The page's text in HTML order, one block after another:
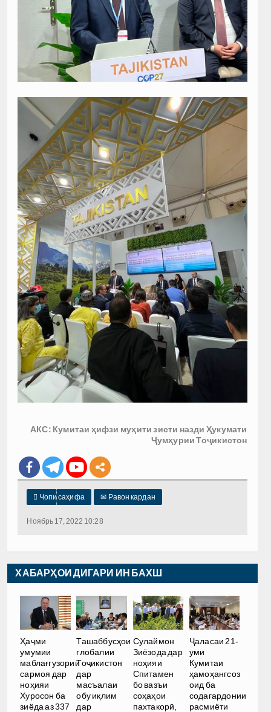
АКС: Кумитаи ҳифзи муҳити зисти назди Ҳукумати
Ҷумҳурии Тоҷикистон
 Чопи саҳифа ✉ Равон кардан
Ноябрь 17, 2022 10:28
ХАБАРҲОИ ДИГАРИ ИН БАХШ
Ҳаҷми
умумии
маблағгузории
сармоя дар
ноҳияи
Хуросон ба
зиёда аз 337
Ташаббусҳои
глобалии
Тоҷикистон
дар
масъалаи
обу иқлим
дар
Сулаймон
Зиёзода дар
ноҳияи
Спитамен
бо вазъи
соҳаҳои
пахтакорӣ,
Ҷаласаи 21-
уми
Кумитаи
ҳамоҳангсоз
оид ба
содагардонии
расмиёти